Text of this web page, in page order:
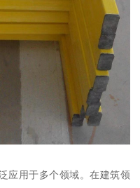
应用于多个领域。在建筑领